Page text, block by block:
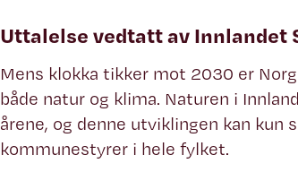
Uttalelse vedtatt av Innlandet
Mens klokka tikker mot 2030 er
både natur og klima. Naturen i
årene, og denne utviklingen kan kun
kommunestyrer i hele fylket.